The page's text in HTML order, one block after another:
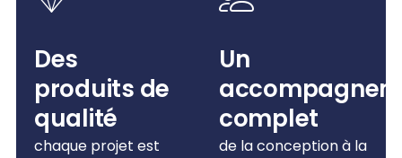
Des
produits de
qualité
chaque projet est
Un
complet
de la conception à la